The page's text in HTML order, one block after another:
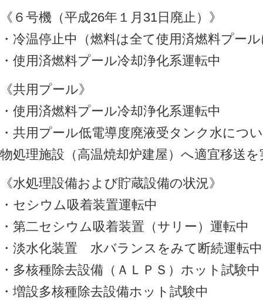
《６号機（平成26年１月31日廃止）》
・冷温停止中（燃料は全て使用済燃料プー
・使用済燃料プール冷却浄化系運転中
《共用プール》
・使用済燃料プール冷却浄化系運転中
・共用プール低電導度廃液受タンク水につ
物処理施設（高温焼却炉建屋）へ適宜移送を
《水処理設備および貯蔵設備の状況》
・セシウム吸着装置運転中
・第二セシウム吸着装置（サリー）運転中
・淡水化装置 水バランスをみて断続運転中
・多核種除去設備（ＡＬＰＳ）ホット試験中
・増設多核種除去設備ホット試験中